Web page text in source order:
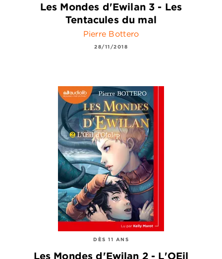
Les Mondes d'Ewilan 3 - Les
Tentacules du mal
Pierre Bottero
28/11/2018
DÈS 11 ANS
Les Mondes d'Ewilan 2 - L'OEil